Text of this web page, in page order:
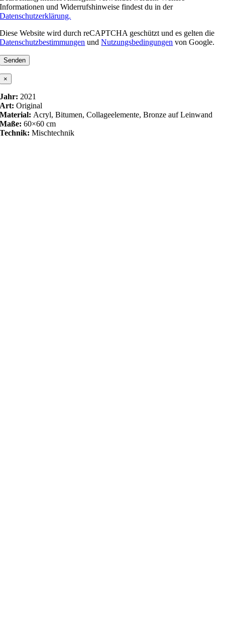
Informationen und Widerrufshinweise findest du in der
Datenschutzerklärung.
Diese Website wird durch reCAPTCHA geschützt und es gelten die
Datenschutzbestimmungen undNutzungsbedingungen von Google.
×
Jahr: 2021
Art:Original
Material: Acryl, Bitumen, Collageelemente, Bronze auf Leinwand
Maße:60×60 cm
Technik:Mischtechnik